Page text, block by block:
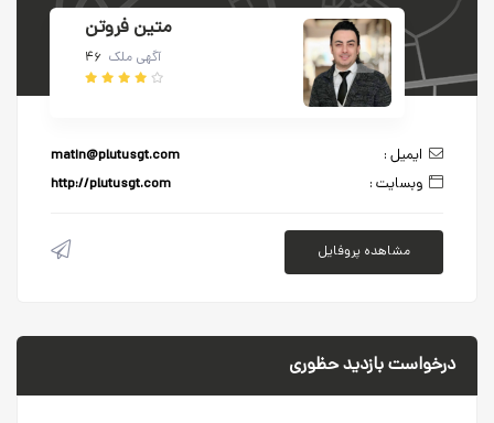
متین فروتن
۴۶ آگهی ملک
ایمیل :
matin@plutusgt.com
وبسایت :
http://plutusgt.com
مشاهده پروفایل
درخواست بازدید حظوری